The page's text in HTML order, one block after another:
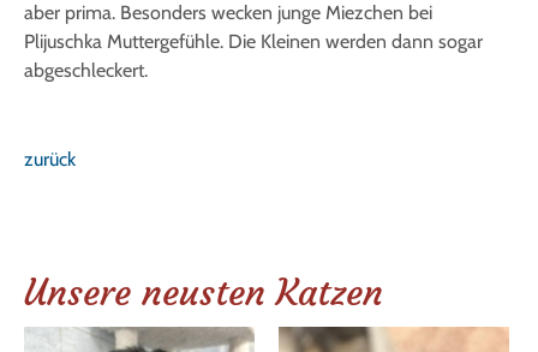
aber prima. Besonders wecken junge Miezchen bei
Plijuschka Muttergefühle. Die Kleinen werden dann sogar
abgeschleckert.
zurück
Unsere neusten Katzen